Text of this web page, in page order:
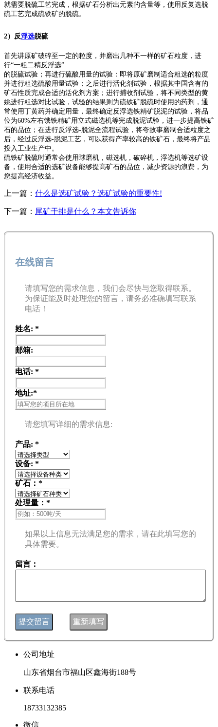
就需要脱硫工艺完成，根据矿石分析出元素的含量等，使用反复选脱
硫工艺完成硫铁矿的脱硫。
2） 反浮选脱硫
首先讲原矿破碎至一定的粒度，并磨出几种不一样的矿石粒度，进
行“一粗二精反浮选”
的脱硫试验；再进行硫酸用量的试验：即将原矿磨制适合粗选的粒度
并进行粗选硫酸用量试验；之后进行活化剂试验，根据其中国含有的
矿石性质完成合适的活化剂方案；进行捕收剂试验，将不同类型的黄
姚进行粗选对比试验，试验的结果则为硫铁矿脱硫时使用的药剂，通
常使用丁黄药并确定用量，最终确定反浮选铁精矿脱泥的试验，将品
位为60%左右饿铁精矿用立式磁选机等完成脱泥试验，进一步提高铁矿
石的品位；在进行反浮选-脱泥全流程试验，将夸故事磨制合适粒度之
后，经过反浮选-脱泥工艺，可以获得产率较高的铁矿石，最终将产品
投入工业生产中。
硫铁矿脱硫时通常会使用球磨机，磁选机，破碎机，浮选机等选矿设
备，使用合适的选矿设备能够提高矿石的品位，减少资源的浪费，为
您提高经济收益。
上一篇： 什么是选矿试验？选矿试验的重要性!
下一篇： 尾矿干排是什么？本文告诉你
在线留言
请填写您的需求信息，我们会尽快与您取得联系。
为保证能及时处理您的留言，请务必准确填写联系
电话！
姓名: *
邮箱:
电话: *
地址:*
请您填写详细的需求信息:
产品: *
设备: *
矿石： *
处理量： *
如果以上信息无法满足您的需求，请在此填写您的
具体需要。
留言：
公司地址
山东省烟台市福山区鑫海街188号
联系电话
18733132385
微信